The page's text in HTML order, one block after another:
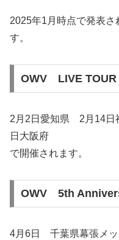
2025年1月時点で発表
す。
OWV LIVE
2月2日愛知県 2月14
日大阪府
で開催されます。
OWV 5th
4月6日 千葉県幕張メッ